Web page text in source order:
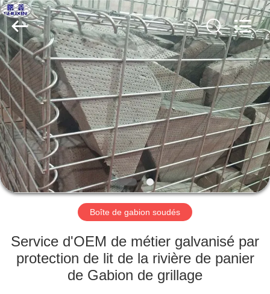
À
LA
MAISON
PRODUITS
À
PROPOS
NOUS
KN
Wire
Mesh
Co.,
Ltd..
All
Rights
Reserved.
Boîte de gabion soudés
Service d'OEM de métier galvanisé par
protection de lit de la rivière de panier
de Gabion de grillage